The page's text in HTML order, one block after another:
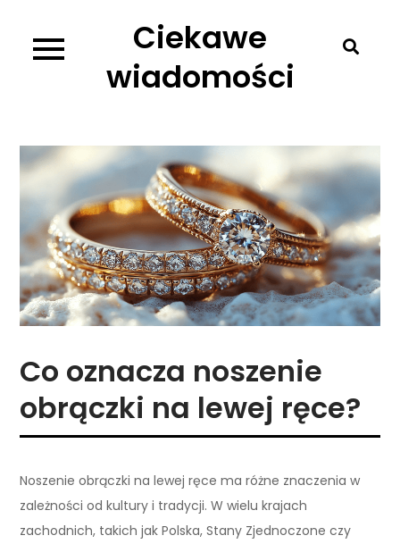
content
Ciekawe
wiadomości
Co oznacza noszenie
obrączki na lewej ręce?
Noszenie obrączki na lewej ręce ma różne znaczenia w
zależności od kultury i tradycji. W wielu krajach
zachodnich, takich jak Polska, Stany Zjednoczone czy